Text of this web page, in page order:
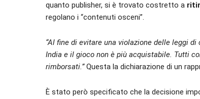
quanto publisher, si è trovato costretto a
regolano i “contenuti osceni”.
“Al fine di evitare una violazione delle leggi
India e il gioco non è più acquistabile. Tutti
rimborsati.”Questa la dichiarazione di un
È stato però specificato che la decisione